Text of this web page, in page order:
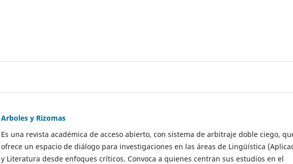
Arboles y Rizomas
Es una revista académica de acceso abierto, con sistema de arbitraje doble ciego,
ofrece un espacio de diálogo para investigaciones en las áreas de Lingüística
y Literatura desde enfoques críticos. Convoca a quienes centran sus estudios en el